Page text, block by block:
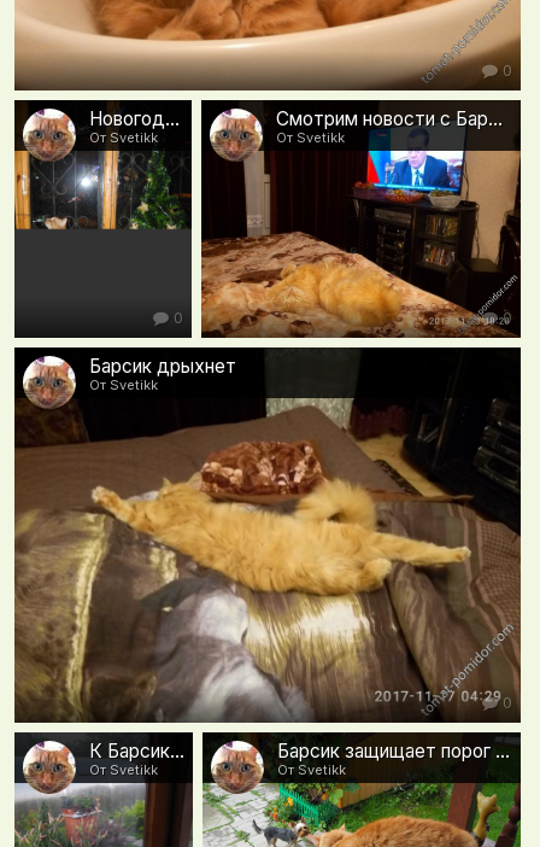
0
Новогодняя композиция 2018 - Года Желтой собаки)))
От Svetikk
0
Смотрим новости с Барсиком
От Svetikk
0
Барсик дрыхнет
От Svetikk
0
К Барсику пришел гости (найди второго кота).
От Svetikk
Барсик защищает порог родной дачи от грозной собаки
От Svetikk